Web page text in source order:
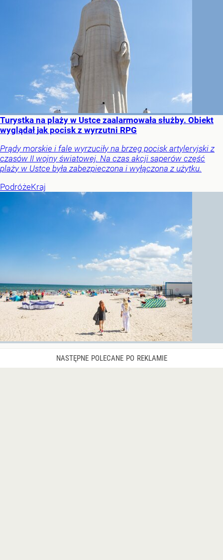
Turystka na plaży w Ustce zaalarmowała służby. Obiekt
wyglądał jak pocisk z wyrzutni RPG
Prądy morskie i fale wyrzuciły na brzeg pocisk artyleryjski z
czasów II wojny światowej. Na czas akcji saperów część
plaży w Ustce była zabezpieczona i wyłączona z użytku.
PodróżeKraj